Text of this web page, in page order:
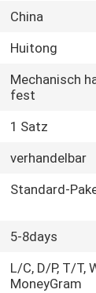
China
Huitong
Mechanisch
fest
1 Satz
verhandelbar
Standard-
5-8days
L/C, D/P, T/T,
MoneyGram